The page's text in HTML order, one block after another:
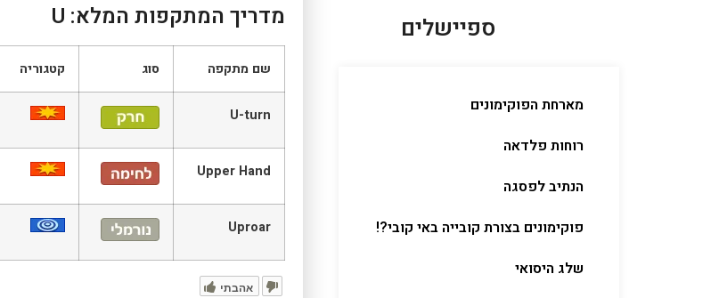
ספיישלים
מארחת הפוקימונים
רוחות פלדאה
הנתיב לפסגה
פוקימונים בצורת קובייה באי קובי?!
שלג היסואי
מדריך המתקפות המלא: U
שם מתקפה סוג קטגוריה
U-turn
Upper Hand
Uproar
אהבתי